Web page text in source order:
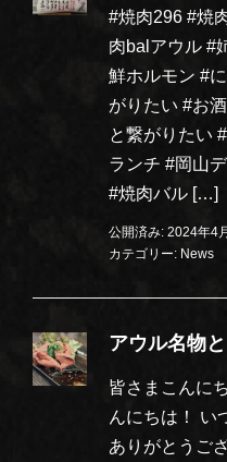
#焼肉296 #焼
肉balアウル #
鮮ホルモン #
がりたい #お
と繋がりたい
ランチ #岡山
#焼肉バル […]
公開済み: 2024年4
カテゴリー: News
アウル名物
皆さまこんに
んにちは！ い
ありがとうご